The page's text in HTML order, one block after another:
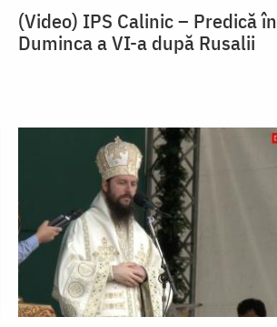
(Video) IPS Calinic – Predică în
Duminca a VI-a după Rusalii